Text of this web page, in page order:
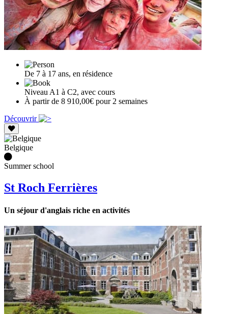
De 7 à 17 ans, en résidence
Niveau A1 à C2, avec cours
À partir de 8 910,00€ pour 2 semaines
Découvrir
Belgique
Summer school
St Roch Ferrières
Un séjour d'anglais riche en activités